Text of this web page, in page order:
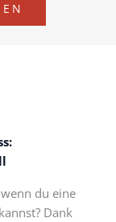
du eine
Dank